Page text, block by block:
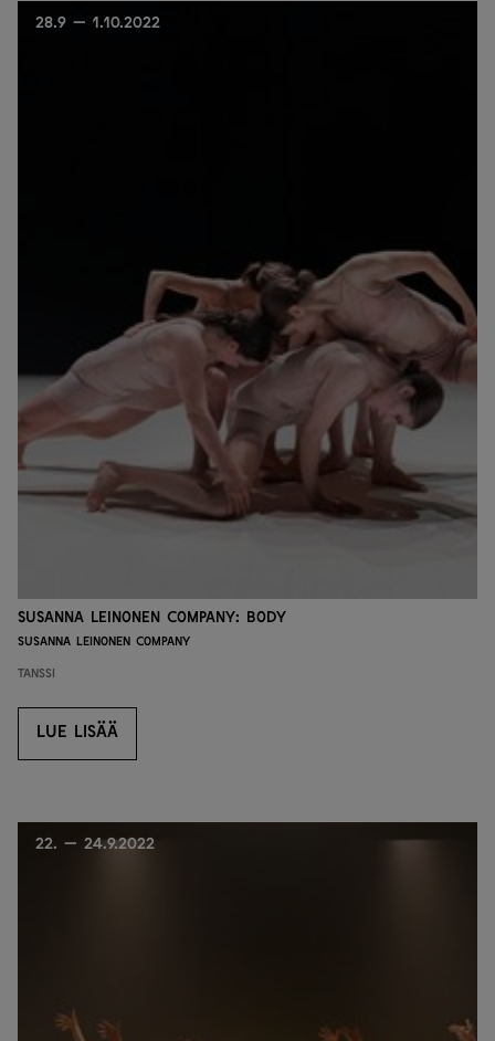
28.9 — 1.10.2022
Susanna Leinonen Company: Body
Susanna Leinonen Company
Tanssi
LUE LISÄÄ
LUE LISÄÄ
22. — 24.9.2022